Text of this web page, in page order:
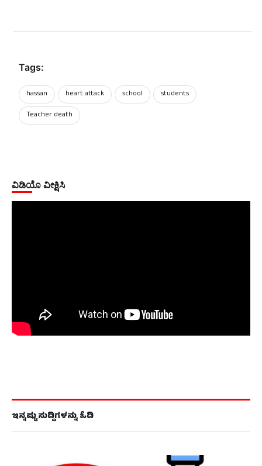
Tags:
hassan heart attack school
students
Teacher death
ವಿಡಿಯೊ ವೀಕ್ಷಿಸಿ
ಇನ್ನಷ್ಟು ಸುದ್ದಿಗಳನ್ನು ಓದಿ